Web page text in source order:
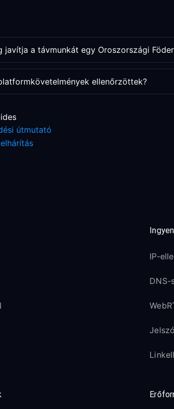
javítja a távmunkát egy Oroszországi
ellenőrzöttek?
útmutató
IP-
DNS-